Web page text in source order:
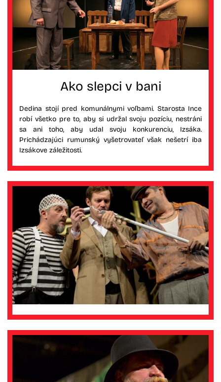
Ako slepci v bani
Dedina stojí pred komunálnymi voľbami. Starosta Ince
robí všetko pre to, aby si udržal svoju pozíciu, nestráni
sa ani toho, aby udal svoju konkurenciu, Izsáka.
Prichádzajúci rumunský vyšetrovateľ však nešetrí iba
Izsákove záležitosti.